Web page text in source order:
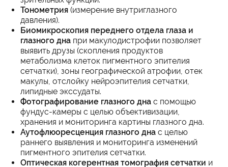
Тонометрия (измерение внутриглазного
давления).
Биомикроскопия переднего отдела глаза и
глазного дна при макулодистрофии позволяет
выявить друзы (скопления продуктов
метаболизма клеток пигментного эпителия
сетчатки), зоны географической атрофии, отек
макулы, отслойку нейроэпителия сетчатки,
липидные экссудаты.
Фотографирование глазного дна с помощью
фундус-камеры с целью объективизации,
хранения и мониторинга картины глазного дна.
Аутофлюоресценция глазного дна с целью
раннего выявления и мониторинга изменений
пигментного эпителия сетчатки.
Оптическая когерентная томография сетчатки и